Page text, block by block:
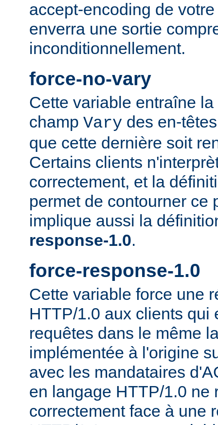
accept-encoding de
enverra une sortie
inconditionnellement.
force-no-vary
Cette variable entraîne
champ Vary des en-
que cette dernière soit
Certains clients
correctement, et la
permet de contourner ce
implique aussi la
response-1.0.
force-response-1.0
Cette variable force une
HTTP/1.0 aux clients qui
requêtes dans le même
implémentée à l'origine
avec les mandataires
en langage HTTP/1.0 ne
correctement face à une